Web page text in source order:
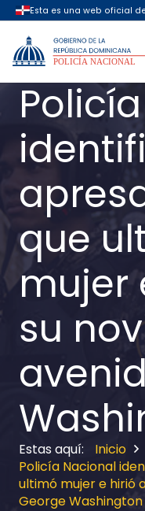
que
mujer
su
Inicio
Policía Nacional
ultimó mujer e hirió
George Washington